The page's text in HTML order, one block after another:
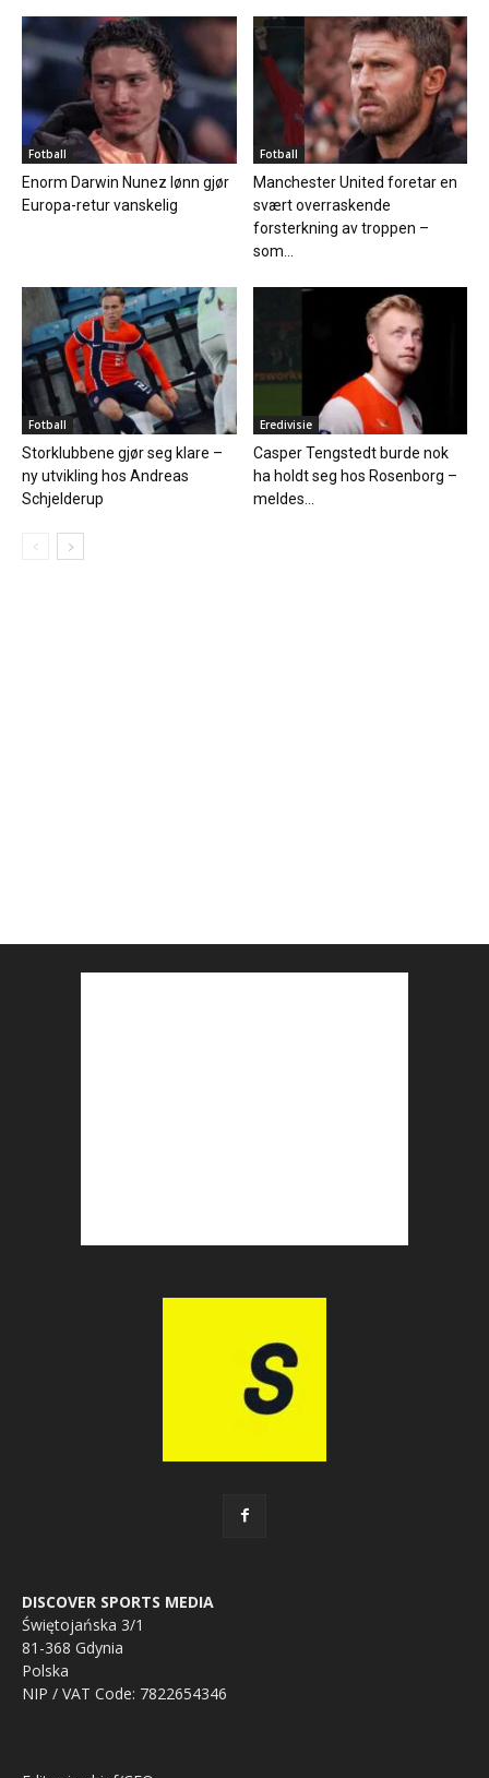
Fotball
Enorm Darwin Nunez lønn gjør
Europa-retur vanskelig
Fotball
Manchester United foretar en
svært overraskende
forsterkning av troppen –
som...
Fotball
Storklubbene gjør seg klare –
ny utvikling hos Andreas
Schjelderup
Eredivisie
Casper Tengstedt burde nok
ha holdt seg hos Rosenborg –
meldes...
DISCOVER SPORTS MEDIA
Świętojańska 3/1
81-368 Gdynia
Polska
NIP / VAT Code: 7822654346